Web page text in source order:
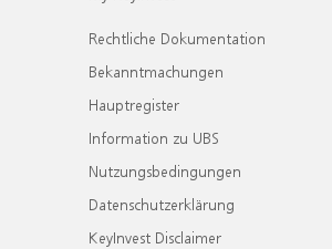
Rechtliche Dokumentation
Bekanntmachungen
Hauptregister
Information zu UBS
Nutzungsbedingungen
Datenschutzerklärung
KeyInvest Disclaimer